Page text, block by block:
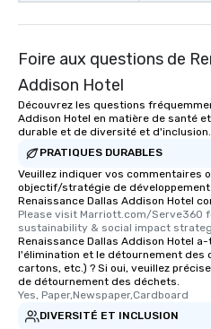
Foire aux questions de
Addison Hotel
Découvrez les questions
Addison Hotel en matière de santé
durable et de diversité et d'inclusion.
PRATIQUES DURABLES
Veuillez indiquer vos commentaires
objectif/stratégie de
Renaissance Dallas Addison Hotel
Please visit Marriott.com/Serve360
sustainability & social impact
Renaissance Dallas Addison Hotel
l'élimination et le détournement des
cartons, etc.) ? Si oui, veuillez
de détournement des déchets.
Yes, Paper,Newspaper,Cardboard
DIVERSITÉ ET INCLUSION